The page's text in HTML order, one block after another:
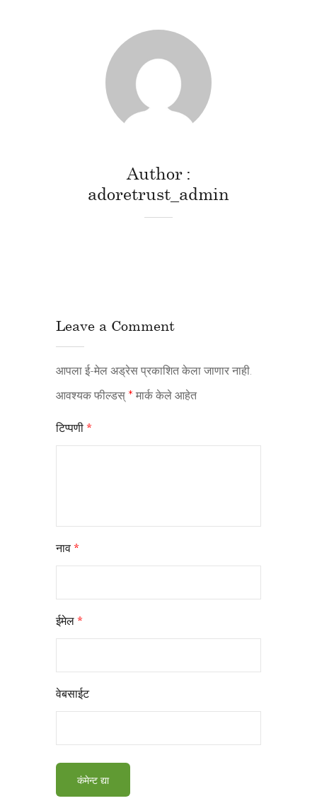
Author
adoretrust_admin
Leave a Comment
आपला ई-मेल अड्रेस प्रकाशित केला जाणार नाही.
आवश्यक फील्डस् * मार्क केले आहेत
टिप्पणी *
नाव *
ईमेल *
वेबसाईट